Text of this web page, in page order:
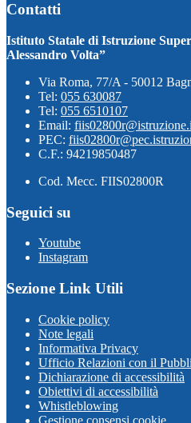
Contatti
Istituto Statale di Istruzione
Alessandro Volta”
Via Roma, 77/A - 50012
Tel: 055 630087
Tel: 055 6510107
Email:
PEC:
C.F.: 94219850487
Cod. Mecc. FIIS02800R
Seguici su
Youtube
Instagram
Sezione Link Utili
Cookie policy
Note legali
Informativa Privacy
Ufficio Relazioni con il
Dichiarazione di accessibilità
Obiettivi di accessibilità
Whistleblowing
Gestione consensi cookie